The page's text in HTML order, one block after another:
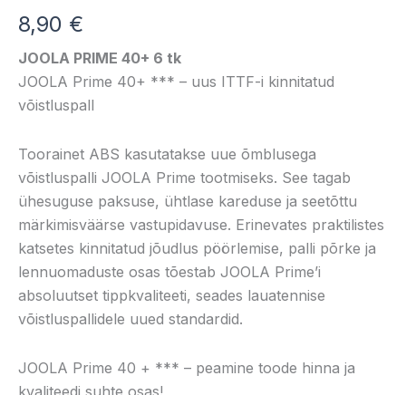
8,90 €
JOOLA PRIME 40+ 6 tk
JOOLA Prime 40+ *** – uus ITTF-i kinnitatud
võistluspall
Toorainet ABS kasutatakse uue õmblusega
võistluspalli JOOLA Prime tootmiseks. See tagab
ühesuguse paksuse, ühtlase kareduse ja seetõttu
märkimisväärse vastupidavuse. Erinevates praktilistes
katsetes kinnitatud jõudlus pöörlemise, palli põrke ja
lennuomaduste osas tõestab JOOLA Prime’i
absoluutset tippkvaliteeti, seades lauatennise
võistluspallidele uued standardid.
JOOLA Prime 40 + *** – peamine toode hinna ja
kvaliteedi suhte osas!